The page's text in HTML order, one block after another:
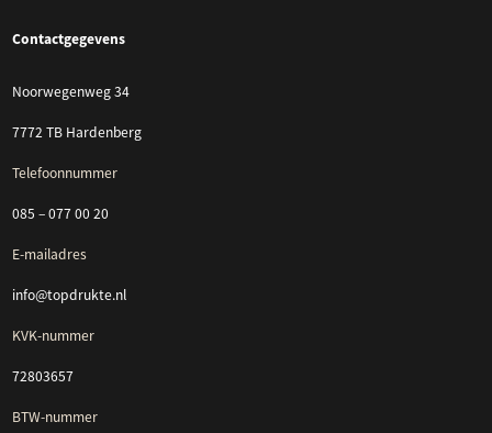
Contactgegevens
Noorwegenweg 34
7772 TB Hardenberg
Telefoonnummer
085 – 077 00 20
E-mailadres
info@topdrukte.nl
KVK-nummer
72803657
BTW-nummer